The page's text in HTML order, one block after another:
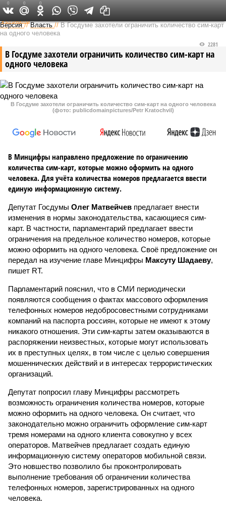
Федеральный выпуск
Версия //Власть //В Госдуме захотели ограничить количество сим-карт
на одного человека
В Госдуме захотели ограничить количество сим-карт на
одного человека
2281
В Госдуме захотели ограничить количество сим-карт на одного человека
(фото: publicdomainpictures/Petr Kratochvil)
В Минцифры направлено предложение по ограничению
количества сим-карт, которые можно оформить на одного
человека. Для учёта количества номеров предлагается ввести
единую информационную систему.
Депутат Госдумы Олег Матвейчев предлагает внести
изменения в нормы законодательства, касающиеся сим-
карт. В частности, парламентарий предлагает ввести
ограничения на предельное количество номеров, которые
можно оформить на одного человека. Своё предложение он
передал на изучение главе Минцифры Максуту Шадаеву,
пишет RT.
Парламентарий пояснил, что в СМИ периодически
появляются сообщения о фактах массового оформления
телефонных номеров недобросовестными сотрудниками
компаний на паспорта россиян, которые не имеют к этому
никакого отношения. Эти сим-карты затем оказываются в
распоряжении неизвестных, которые могут использовать
их в преступных целях, в том числе с целью совершения
мошеннических действий и в интересах террористических
организаций.
Депутат попросил главу Минцифры рассмотреть
возможность ограничения количества номеров, которые
можно оформить на одного человека. Он считает, что
законодательно можно ограничить оформление сим-карт
тремя номерами на одного клиента совокупно у всех
операторов. Матвейчев предлагает создать единую
информационную систему операторов мобильной связи.
Это новшество позволило бы проконтролировать
выполнение требования об ограничении количества
телефонных номеров, зарегистрированных на одного
человека.
0 0 0